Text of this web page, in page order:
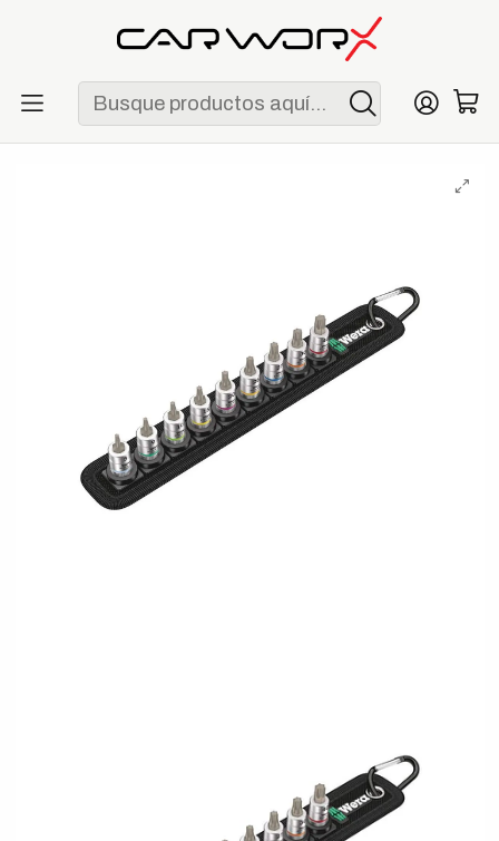
ENVÍO GRATIS POR COMPRAS MAYORES A S/ 250
Wera Belt A 3 Juego de Dados Punta TORX con Retención 1/4"
9 Piezas